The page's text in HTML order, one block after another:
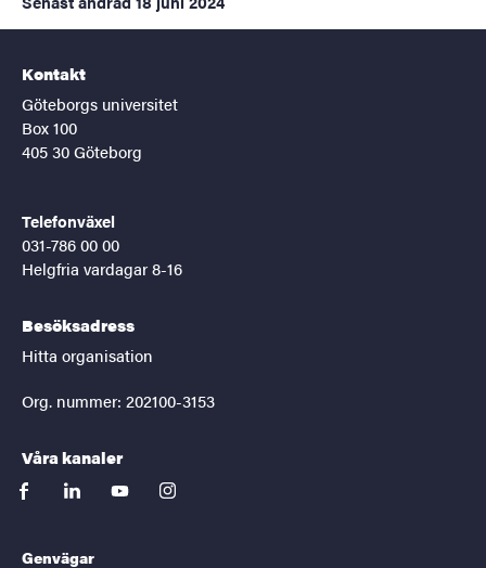
Kontakt
Göteborgs universitet
Box 100
405 30 Göteborg
Telefonväxel
031-786 00 00
Helgfria vardagar 8-16
Besöksadress
Hitta organisation
Org. nummer: 202100-3153
Våra kanaler
facebooklinkedinyoutubeinstagram
Genvägar